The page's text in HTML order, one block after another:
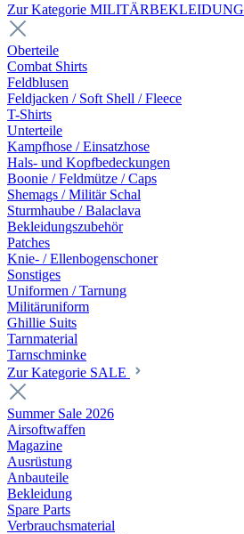
Zur Kategorie MILITÄRBEKLEIDUNG
Oberteile
Combat Shirts
Feldblusen
Feldjacken / Soft Shell / Fleece
T-Shirts
Unterteile
Kampfhose / Einsatzhose
Hals- und Kopfbedeckungen
Boonie / Feldmütze / Caps
Shemags / Militär Schal
Sturmhaube / Balaclava
Bekleidungszubehör
Patches
Knie- / Ellenbogenschoner
Sonstiges
Uniformen / Tarnung
Militäruniform
Ghillie Suits
Tarnmaterial
Tarnschminke
Zur Kategorie SALE
Summer Sale 2026
Airsoftwaffen
Magazine
Ausrüstung
Anbauteile
Bekleidung
Spare Parts
Verbrauchsmaterial